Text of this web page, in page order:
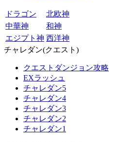
ドラゴン
北欧神
中華神
和神
エジプト神 西洋神
チャレダン(クエスト)
クエストダンジョン攻略
EXラッシュ
チャレダン5
チャレダン4
チャレダン3
チャレダン2
チャレダン1